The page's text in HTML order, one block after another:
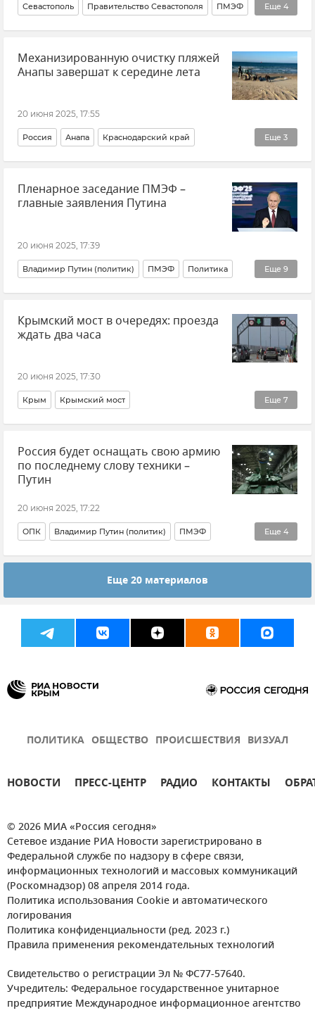
Еще 4
Севастополь Правительство Севастополя ПМЭФ
Экономика Новости Севастополя Инвестиции
ЮФО
Механизированную очистку пляжей
Анапы завершат к середине лета
20 июня 2025, 17:55
Еще 3
Россия Анапа Краснодарский край
Танкеры "Волгонефть 212" и "Волгонефть 239" в Керченском проливе
Разлив нефтепродуктов в Черном море
Пленарное заседание ПМЭФ –
главные заявления Путина
20 июня 2025, 17:39
Еще 9
Владимир Путин (политик) ПМЭФ Политика
Экономика Россия Инфляция БРИКС
Безработица
Новости
Крымский мост в очередях: проезда
ждать два часа
20 июня 2025, 17:30
Еще 7
Крым Крымский мост
Ситуация на дорогах Крыма
Ситуация на дорогах Крыма и хроника ДТП
Новости Крыма
Россия будет оснащать свою армию
по последнему слову техники –
Путин
20 июня 2025, 17:22
Еще 4
ОПК Владимир Путин (политик) ПМЭФ
Новости Вооруженные силы России
Военно-промышленный комплекс (ВПК)
Еще 20 материалов
ПОЛИТИКА ОБЩЕСТВО ПРОИСШЕСТВИЯ ВИЗУАЛ
НОВОСТИ ПРЕСС-ЦЕНТР РАДИО КОНТАКТЫ
© 2026 МИА «Россия сегодня»
Сетевое издание РИА Новости зарегистрировано в
Федеральной службе по надзору в сфере связи,
информационных технологий и массовых коммуникаций
(Роскомнадзор) 08 апреля 2014 года.
Политика использования Cookie и автоматического
логирования
Политика конфиденциальности (ред. 2023 г.)
Правила применения рекомендательных технологий
Свидетельство о регистрации Эл № ФС77-57640.
Учредитель: Федеральное государственное унитарное
предприятие Международное информационное агентство